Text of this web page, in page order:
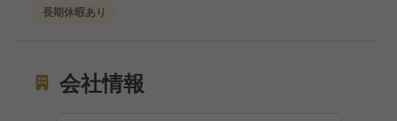
長期休暇あり
会社情報